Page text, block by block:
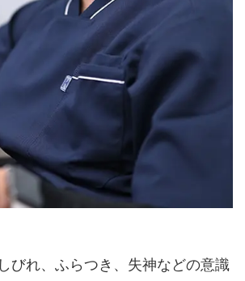
びれ、ふらつき、失神などの意識